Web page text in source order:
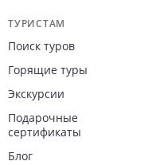
Навигация по
ТУРИСТАМ
Поиск туров
Горящие туры
Экскурсии
Подарочные
сертификаты
Блог